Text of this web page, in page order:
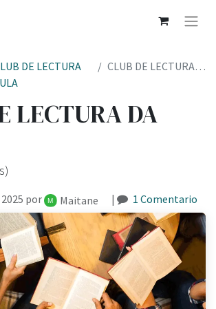
DE LECTURA
CLUB DE LECTURA DA ULA
LECTURA DA
por Maitane | 1 Comentario